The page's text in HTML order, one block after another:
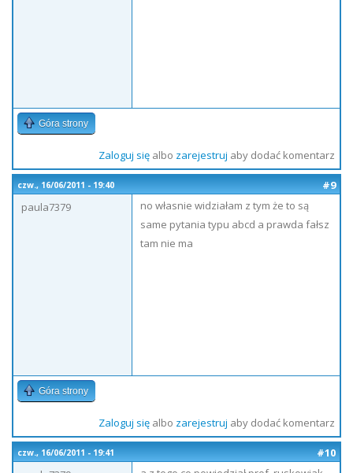
Góra strony
Zaloguj sięalbo zarejestruj aby dodać komentarz
czw., 16/06/2011 - 19:40
#9
paula7379
no własnie widziałam z tym że to są
same pytania typu abcd a prawda fałsz
tam nie ma
Góra strony
Zaloguj sięalbo zarejestruj aby dodać komentarz
czw., 16/06/2011 - 19:41
#10